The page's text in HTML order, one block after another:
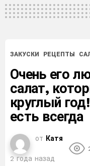
ЗАКУСКИ РЕЦЕПТЫ
Очень его
салат,
круглый
есть всегда
от Катя
2 года назад